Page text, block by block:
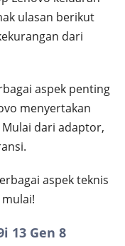
ulasan berikut
dari
aspek penting
menyertakan
dari adaptor,
aspek teknis
13 Gen 8